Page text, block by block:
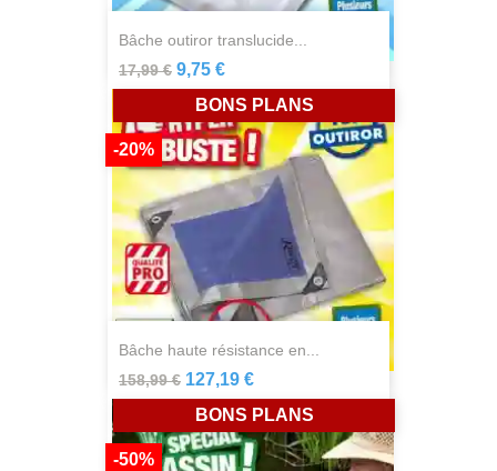
bâche outiror translucide...
17,99 € 9,75 €
bâche haute résistance en...
158,99 €
-20%
127,19 €
BONS PLANS
-50%
BONS PLANS